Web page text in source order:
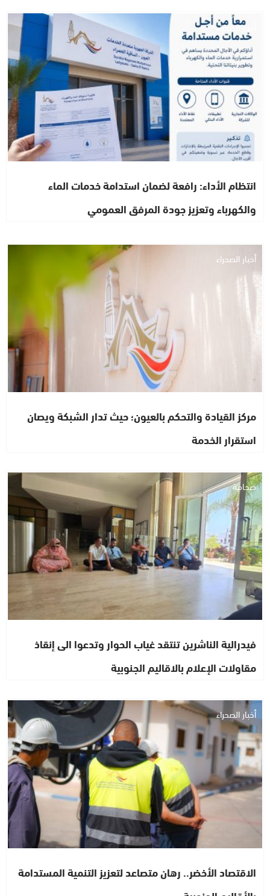
أخبار الصحراء
انتظام الأداء: رافعة لضمان استدامة خدمات الماء
والكهرباء وتعزيز جودة المرفق العمومي
أخبار الصحراء
مركز القيادة والتحكم بالعيون؛ حيث تدار الشبكة ويصان
استقرار الخدمة
صحافة
فيدرالية الناشرين تنتقد غياب الحوار وتدعوا الى إنقاذ
مقاولات الإعلام بالاقاليم الجنوبية
أخبار الصحراء
الاقتصاد الأخضر.. رهان متصاعد لتعزيز التنمية المستدامة